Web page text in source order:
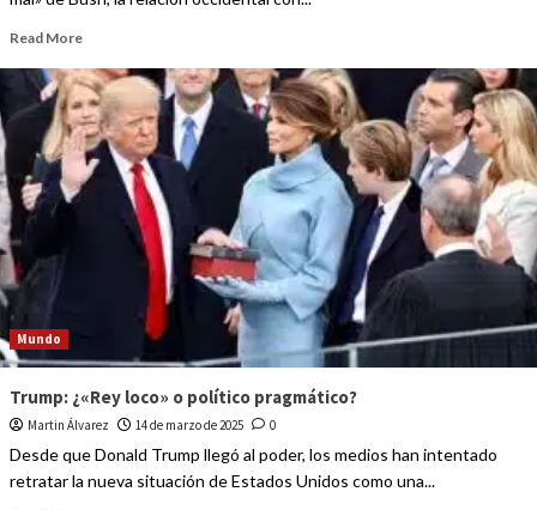
Read More
Mundo
Trump: ¿«Rey loco» o político pragmático?
Martin Álvarez 14 de marzo de 2025 0
Desde que Donald Trump llegó al poder, los medios han intentado
retratar la nueva situación de Estados Unidos como una...